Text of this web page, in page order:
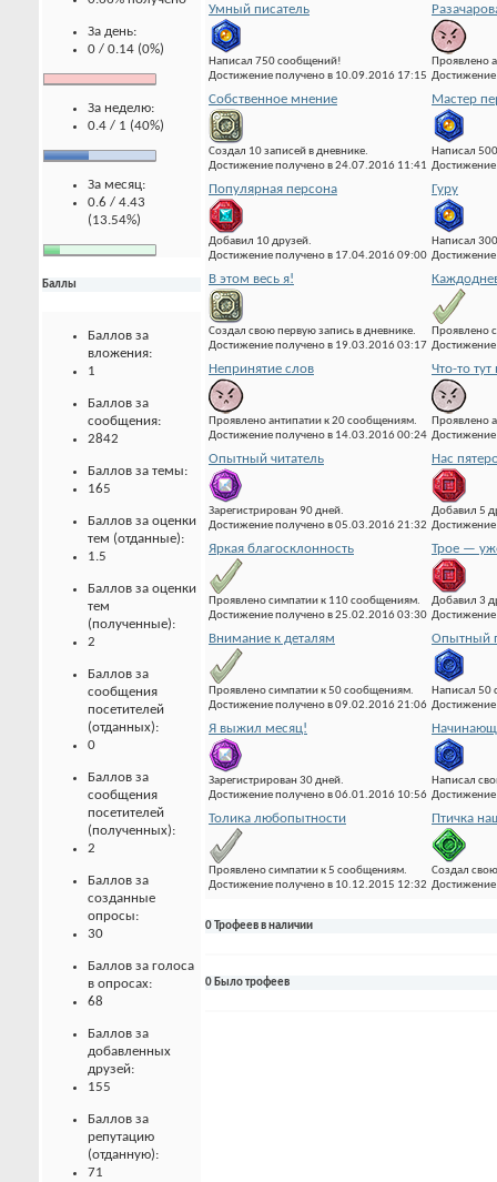
За день:
0 / 0.14 (0%)
За неделю:
0.4 / 1 (40%)
За месяц:
0.6 / 4.43
(13.54%)
Баллы
Баллов за
вложения:
1
Баллов за
сообщения:
2842
Баллов за темы:
165
Баллов за оценки
тем (отданные):
1.5
Баллов за оценки
тем
(полученные):
2
Баллов за
сообщения
посетителей
(отданных):
0
Баллов за
сообщения
посетителей
(полученных):
2
Баллов за
созданные
опросы:
30
Баллов за голоса
в опросах:
68
Баллов за
добавленных
друзей:
155
Баллов за
репутацию
(отданную):
71
Умный писатель
Написал 750 сообщений!
Достижение получено в 10.09.2016 17:15
Проявлено
Собственное мнение
Создал 10 записей в дневнике.
Достижение получено в 24.07.2016 11:41
Мастер
Написал
Популярная персона
Добавил 10 друзей.
Достижение получено в 17.04.2016 09:00
Гуру
Написал
В этом весь я!
Создал свою первую запись в дневнике.
Достижение получено в 19.03.2016 03:17
Проявлено
Непринятие слов
Проявлено антипатии к 20 сообщениям.
Достижение получено в 14.03.2016 00:24
Что-то тут
Проявлено
Опытный читатель
Зарегистрирован 90 дней.
Достижение получено в 05.03.2016 21:32
Нас
Добавил 5
Яркая благосклонность
Проявлено симпатии к 110 сообщениям.
Достижение получено в 25.02.2016 03:30
Трое —
Добавил 3
Внимание к деталям
Проявлено симпатии к 50 сообщениям.
Достижение получено в 09.02.2016 21:06
Опытный
Написал 50
Я выжил месяц!
Зарегистрирован 30 дней.
Достижение получено в 06.01.2016 10:56
Написал
Толика любопытности
Проявлено симпатии к 5 сообщениям.
Достижение получено в 10.12.2015 12:32
Птичка
Создал
0 Трофеев в наличии
0 Было трофеев